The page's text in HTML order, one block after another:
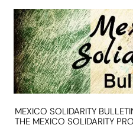
MEXICO SOLIDARITY
THE MEXICO SOLIDARITY